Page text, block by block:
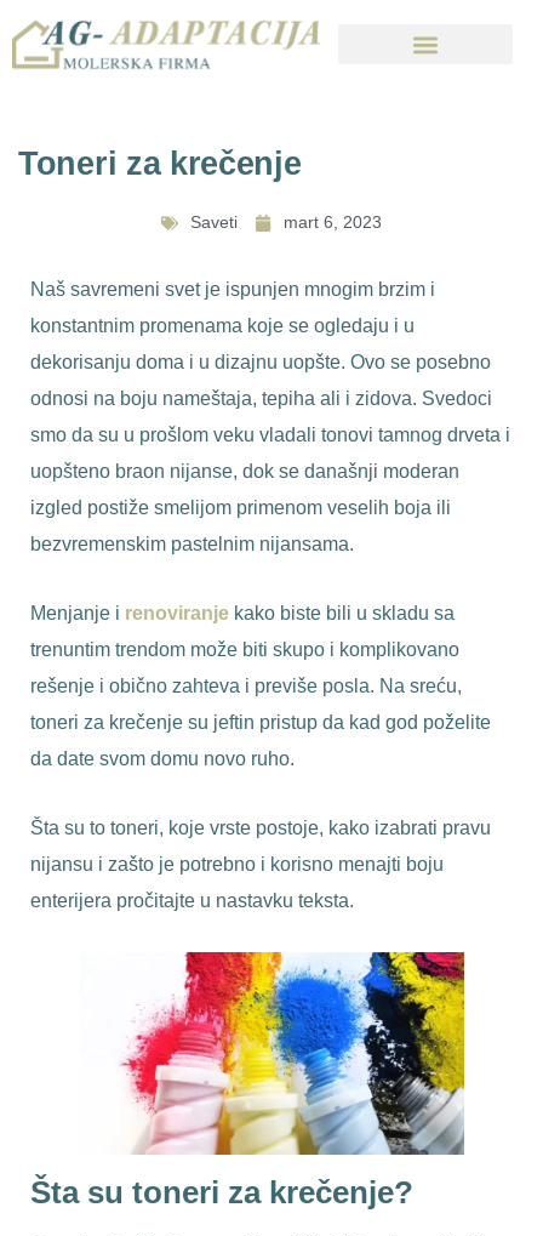
Toneri za krečenje
Saveti mart 6, 2023
Naš savremeni svet je ispunjen mnogim brzim i
konstantnim promenama koje se ogledaju i u
dekorisanju doma i u dizajnu uopšte. Ovo se posebno
odnosi na boju nameštaja, tepiha ali i zidova. Svedoci
smo da su u prošlom veku vladali tonovi tamnog drveta i
uopšteno braon nijanse, dok se današnji moderan
izgled postiže smelijom primenom veselih boja ili
bezvremenskim pastelnim nijansama.
Menjanje i renoviranje kako biste bili u skladu sa
trenuntim trendom može biti skupo i komplikovano
rešenje i obično zahteva i previše posla. Na sreću,
toneri za krečenje su jeftin pristup da kad god poželite
da date svom domu novo ruho.
Šta su to toneri, koje vrste postoje, kako izabrati pravu
nijansu i zašto je potrebno i korisno menajti boju
enterijera pročitajte u nastavku teksta.
Šta su toneri za krečenje?